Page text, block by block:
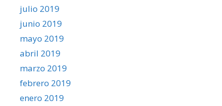
julio 2019
junio 2019
mayo 2019
abril 2019
marzo 2019
febrero 2019
enero 2019